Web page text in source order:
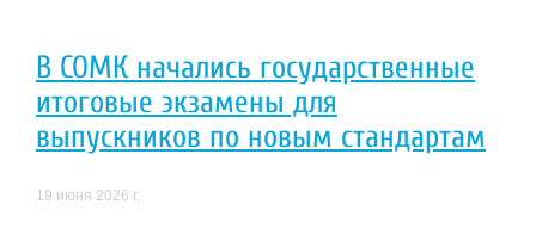
В СОМК начались государственные
итоговые экзамены для
выпускников по новым стандартам
19 июня 2026 г.